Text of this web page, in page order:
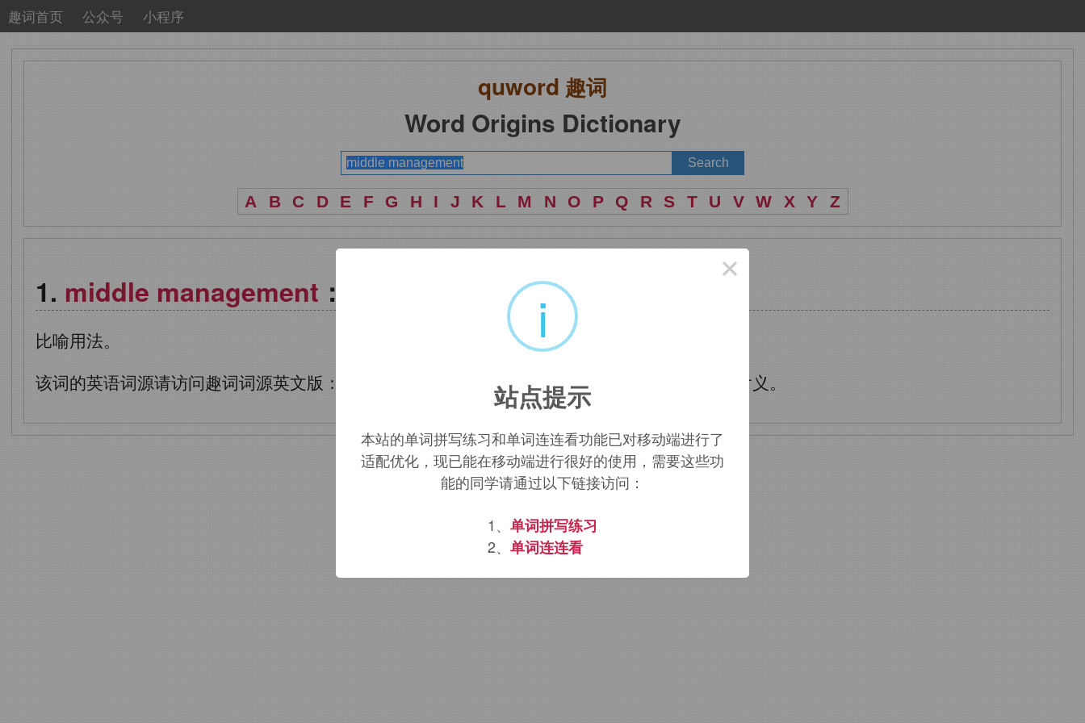
趣词首页 公众号 小程序
quword 趣词
Word Origins Dictionary
A B C D E F G H I J K L M N O P Q R S T U V W X Y Z
middle management ：中层管理人员
比喻用法。
该词的英语词源请访问趣词词源英文版：
middle management 词源， middle management 含义。
×
i
站点提示
本站的单词拼写练习和单词连连看功能已对移动端进行了
适配优化，现已能在移动端进行很好的使用，需要这些功
能的同学请通过以下链接访问：
1、 单词拼写练习
2、 单词连连看